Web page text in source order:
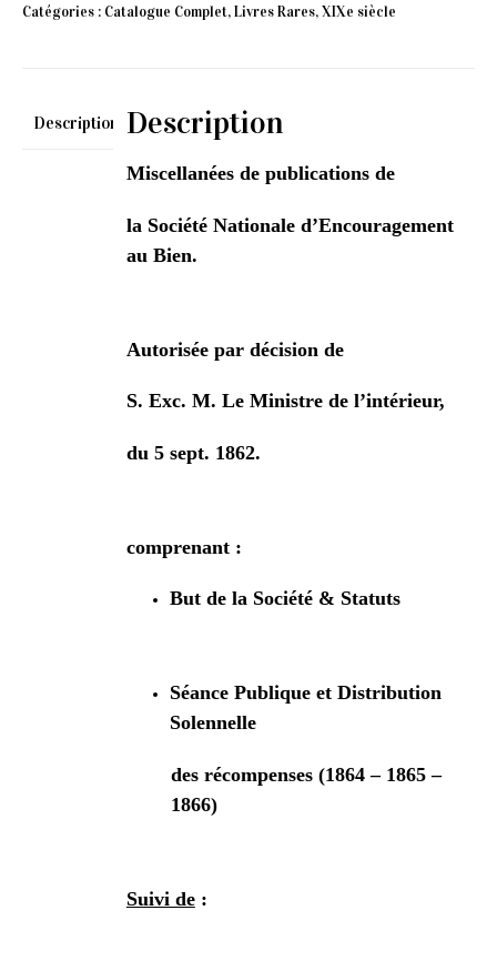
Catégories : Catalogue Complet,Livres Rares,XIXe siècle
Description Description
Miscellanées de publications de
la Société Nationale d’Encouragement
au Bien.
Autorisée par décision de
S. Exc. M. Le Ministre de l’intérieur,
du 5 sept. 1862.
comprenant :
But de la Société & Statuts
Séance Publique et Distribution
Solennelle
des récompenses (1864 – 1865 –
1866)
Suivi de: